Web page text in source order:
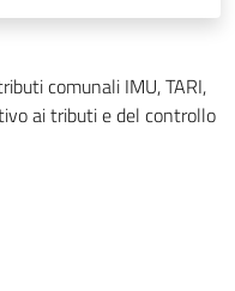
comunali IMU, TARI,
ai tributi e del controllo